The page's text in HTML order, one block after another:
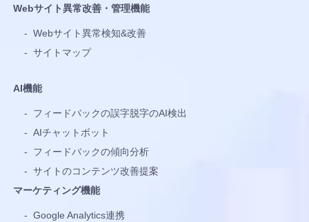
Webサイト異常改善・管理機能
- Webサイト異常検知&改善
- サイトマップ
AI機能
-
フィードバックの誤字脱字のAI検出
- AIチャットボット
-
フィードバックの傾向分析
- サイトのコンテンツ改善提案
マーケティング機能
- Google Analytics連携